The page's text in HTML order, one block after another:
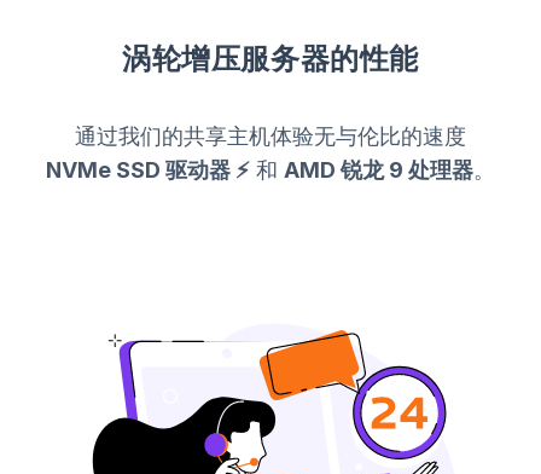
涡轮增压服务器的性能
通过我们的共享主机体验无与伦比的速度
NVMe SSD 驱动器 ⚡ 和 AMD 锐龙 9 处理器。